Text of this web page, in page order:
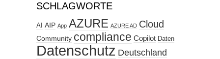
SCHLAGWORTE
AI AIP App AZURE AZURE AD Cloud
Community compliance Copilot Daten
Datenschutz Deutschland